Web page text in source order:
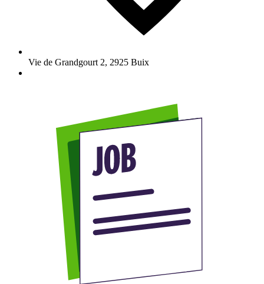
Vie de Grandgourt 2, 2925 Buix